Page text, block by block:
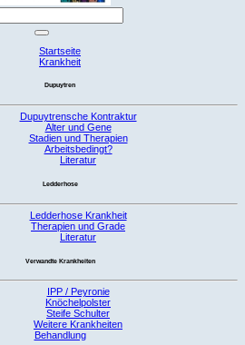
Startseite
Krankheit
Dupuytren
Dupuytrensche Kontraktur
Alter und Gene
Stadien und Therapien
Arbeitsbedingt?
Literatur
Ledderhose
Ledderhose Krankheit
Therapien und Grade
Literatur
Verwandte Krankheiten
IPP / Peyronie
Knöchelpolster
Steife Schulter
Weitere Krankheiten
Behandlung